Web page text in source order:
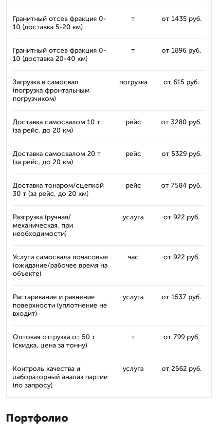
Гранитный отсев фракция 0-
10 (доставка 5-20 км)
т от 1435 руб.
Гранитный отсев фракция 0-
10 (доставка 20-40 км)
т от 1896 руб.
Загрузка в самосвал
(погрузка фронтальным
погрузчиком)
погрузка от 615 руб.
Доставка самосвалом 10 т
(за рейс, до 20 км)
рейс от 3280 руб.
Доставка самосвалом 20 т
(за рейс, до 20 км)
рейс от 5329 руб.
Доставка тонаром/сцепкой
30 т (за рейс, до 20 км)
рейс от 7584 руб.
Разгрузка (ручная/
механическая, при
необходимости)
услуга от 922 руб.
Услуги самосвала почасовые
(ожидание/рабочее время на
объекте)
час от 922 руб.
Растаривание и равнение
поверхности (уплотнение не
входит)
услуга от 1537 руб.
Оптовая отгрузка от 50 т
(скидка, цена за тонну)
т от 799 руб.
Контроль качества и
лабораторный анализ партии
(по запросу)
услуга от 2562 руб.
Портфолио